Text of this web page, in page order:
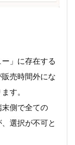
」に存在する
売時間外にな
す。
側で全ての
選択が不可と